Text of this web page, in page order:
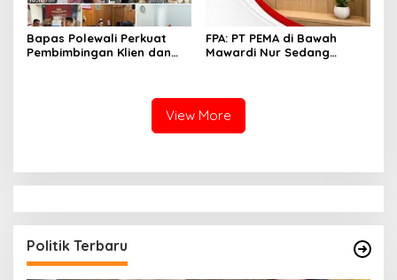
Bapas Polewali Perkuat
Pembimbingan Klien dan
FPA: PT PEMA di Bawah
Mawardi Nur Sedang
View More
Politik Terbaru